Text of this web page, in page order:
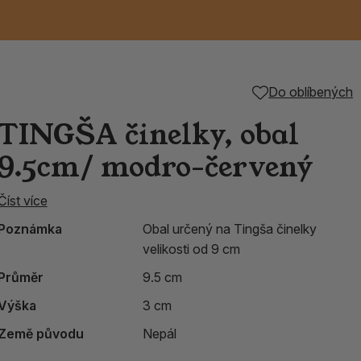
Orientální kovové
lucerny
Do oblíbených
činelky, obal
modro-červený
více
Obal určený na Tingša činelky
velikosti od 9 cm
9.5 cm
3 cm
původu
Nepál